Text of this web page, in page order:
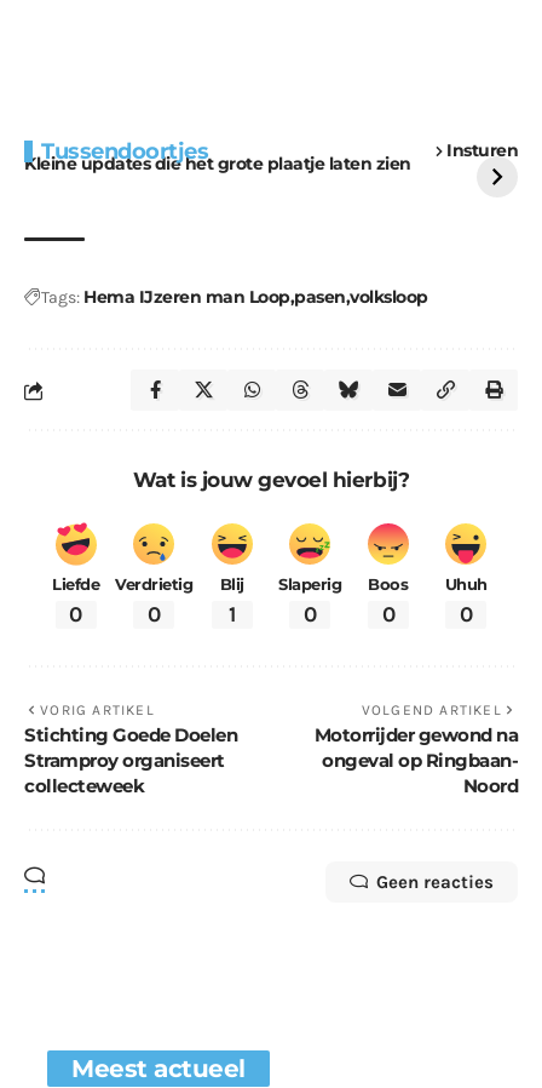
Tussendoortjes Insturen
Kleine updates die het grote plaatje laten zien
voor kabouters
uitdaging
Tags: Hema IJzeren man Looppasen volksloop
Wat is jouw gevoel hierbij?
Liefde
0
Verdrietig
0
Blij
1
Slaperig
0
Boos
0
Uhuh
0
VORIG ARTIKEL
Stichting Goede Doelen
Stramproy organiseert
collecteweek
VOLGEND ARTIKEL
Motorrijder gewond na
ongeval op Ringbaan-
Noord
Geen reacties
Meest actueel